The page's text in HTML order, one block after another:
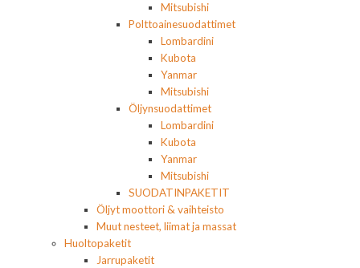
Mitsubishi
Polttoainesuodattimet
Lombardini
Kubota
Yanmar
Mitsubishi
Öljynsuodattimet
Lombardini
Kubota
Yanmar
Mitsubishi
SUODATINPAKETIT
Öljyt moottori & vaihteisto
Muut nesteet, liimat ja massat
Huoltopaketit
Jarrupaketit